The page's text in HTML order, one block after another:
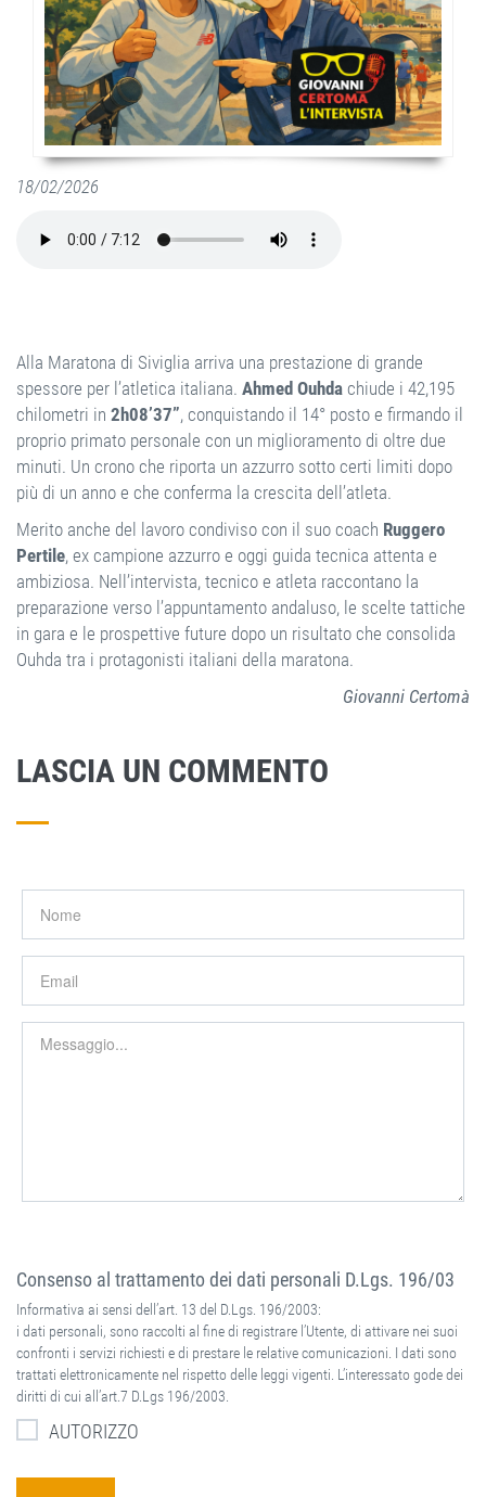
18/02/2026
Alla Maratona di Siviglia arriva una prestazione di grande
spessore per l’atletica italiana. Ahmed Ouhda chiude i 42,195
chilometri in 2h08’37”, conquistando il 14° posto e firmando il
proprio primato personale con un miglioramento di oltre due
minuti. Un crono che riporta un azzurro sotto certi limiti dopo
più di un anno e che conferma la crescita dell’atleta.
Merito anche del lavoro condiviso con il suo coach Ruggero
Pertile, ex campione azzurro e oggi guida tecnica attenta e
ambiziosa. Nell’intervista, tecnico e atleta raccontano la
preparazione verso l’appuntamento andaluso, le scelte tattiche
in gara e le prospettive future dopo un risultato che consolida
Ouhda tra i protagonisti italiani della maratona.
Giovanni Certomà
LASCIA UN COMMENTO
Consenso al trattamento dei dati personali D.Lgs. 196/03
Informativa ai sensi dell’art. 13 del D.Lgs. 196/2003:
i dati personali, sono raccolti al fine di registrare l’Utente, di attivare nei suoi
confronti i servizi richiesti e di prestare le relative comunicazioni. I dati sono
trattati elettronicamente nel rispetto delle leggi vigenti. L’interessato gode dei
diritti di cui all’art.7 D.Lgs 196/2003.
AUTORIZZO